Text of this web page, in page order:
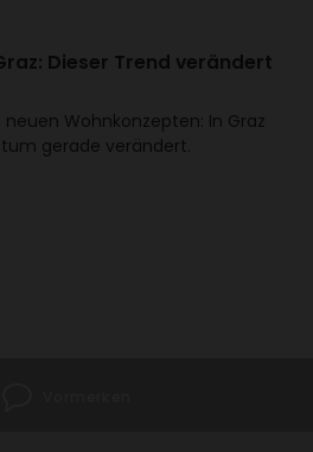
Dieser Trend verän­dert
Wohn­kon­zepten: In Graz
gerade verän­dert.